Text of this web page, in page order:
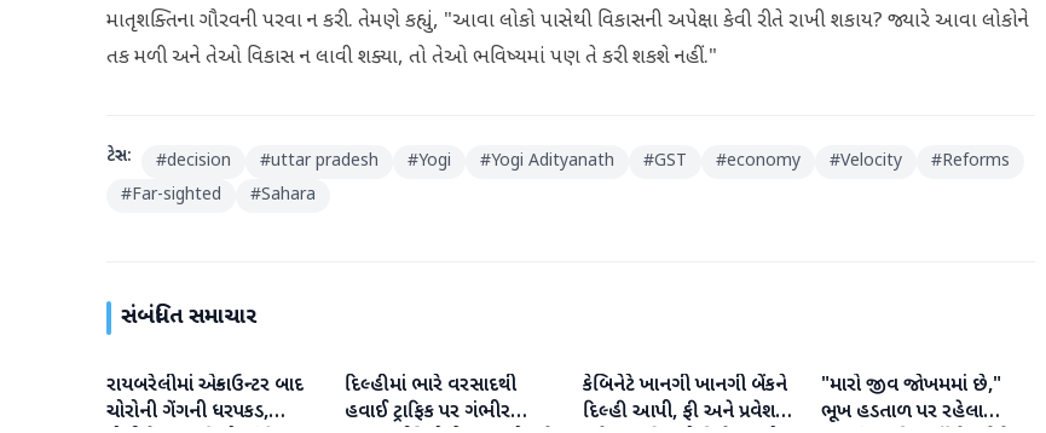
માતૃશક્તિના ગૌરવની પરવા ન કરી. તેમણે કહ્યું, "આવા લોકો પાસેથી વિકાસની અપેક્ષા કેવી રીતે રાખી શકાય? જ્યારે આવા લોકોને
તક મળી અને તેઓ વિકાસ ન લાવી શક્યા, તો તેઓ ભવિષ્યમાં પણ તે કરી શકશે નહીં."
ટેગ્સ: #decision #uttar pradesh #Yogi #Yogi Adityanath #GST #economy #Velocity #Reforms
#Far-sighted #Sahara
સંબંધિત સમાચાર
રાષ્ટ્રીય
રાયબરેલીમાં એન્કાઉન્ટર બાદ
ચોરોની ગેંગની ધરપકડ,
રાષ્ટ્રીય
દિલ્હીમાં ભારે વરસાદથી
હવાઈ ટ્રાફિક પર ગંભીર
રાષ્ટ્રીય
કેબિનેટે ખાનગી ખાનગી બેંકને
દિલ્હી આપી, ફી અને પ્રવેશ
રાષ્ટ્રીય
"મારો જીવ જોખમમાં છે,"
ભૂખ હડતાળ પર રહેલા